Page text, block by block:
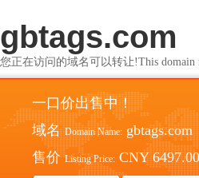
gbtags.com
您正在访问的域名可以转让!This domain
一口价出售中！
域名 Domain Name: gbtags.com
售价 Listing Price: CNY 6497.00